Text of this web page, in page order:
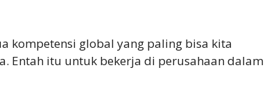
kompetensi global yang paling bisa kita
Entah itu untuk bekerja di perusahaan dalam